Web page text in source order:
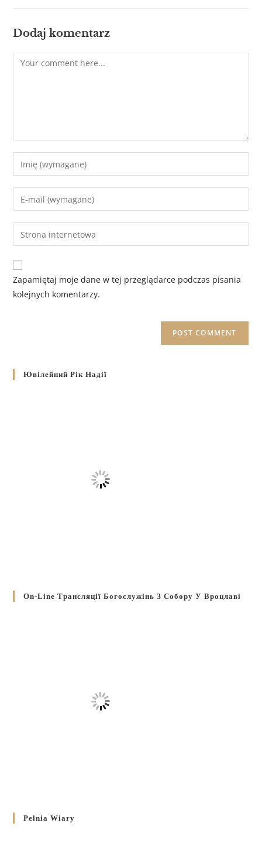
Dodaj komentarz
Zapamiętaj moje dane w tej przeglądarce podczas pisania
kolejnych komentarzy.
Ювілейний Рік Надії
On-Line Трансляції Богослужінь З Собору У Вроцлаві
Pełnia Wiary